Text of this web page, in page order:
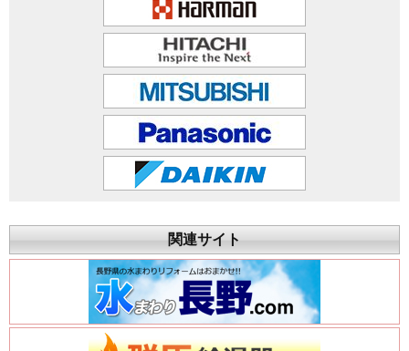
関連サイト